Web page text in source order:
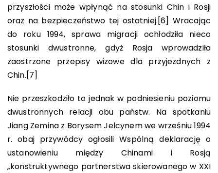
przyszłości może wpłynąć na stosunki Chin i Rosji
oraz na bezpieczeństwo tej ostatniej.[6] Wracając
do roku 1994, sprawa migracji ochłodziła nieco
stosunki dwustronne, gdyż Rosja wprowadziła
zaostrzone przepisy wizowe dla przyjezdnych z
Chin.[7]
Nie przeszkodziło to jednak w podniesieniu poziomu
dwustronnych relacji obu państw. Na spotkaniu
Jiang Zemina z Borysem Jelcynem we wrześniu 1994
r. obaj przywódcy ogłosili Wspólną deklarację o
ustanowieniu między Chinami i Rosją
„konstruktywnego partnerstwa skierowanego w XXI